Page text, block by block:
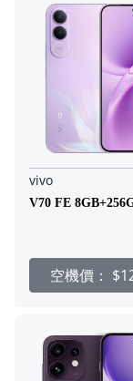
vivo
V70 FE
空機價：